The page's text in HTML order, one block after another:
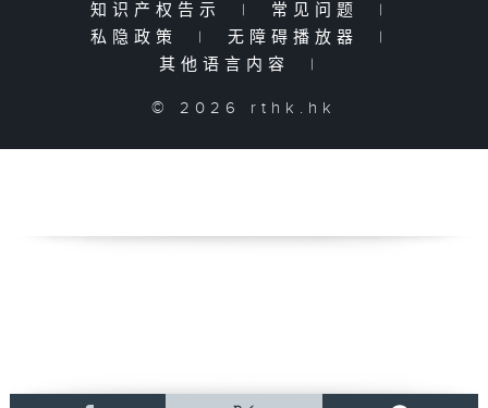
知识产权告示
| 常见问题
|
私隐政策
| 无障碍播放器
|
其他语言内容
|
© 2026 rthk.hk